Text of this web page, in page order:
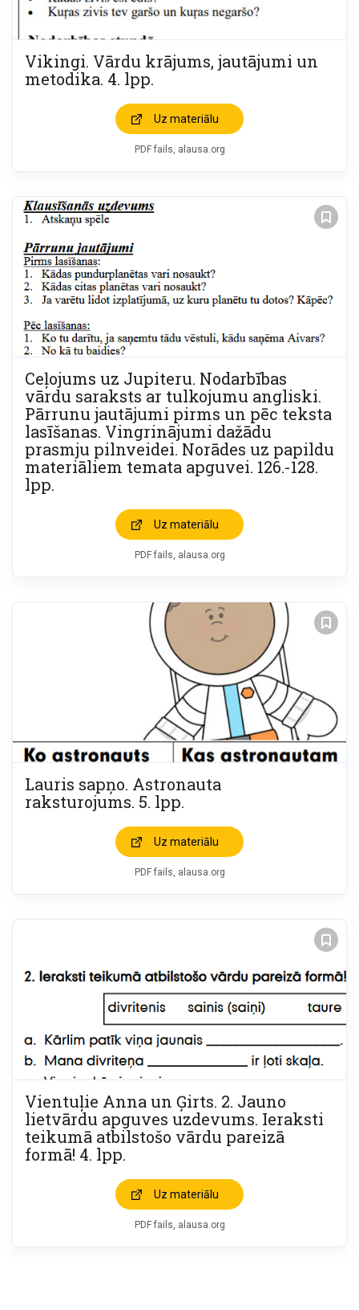
Vikingi. Vārdu krājums, jautājumi un
metodika. 4. lpp.
Uz materiālu
PDF fails, alausa.org
Ceļojums uz Jupiteru. Nodarbības
vārdu saraksts ar tulkojumu angliski.
Pārrunu jautājumi pirms un pēc teksta
lasīšanas. Vingrinājumi dažādu
prasmju pilnveidei. Norādes uz papildu
materiāliem temata apguvei. 126.-128.
lpp.
Uz materiālu
PDF fails, alausa.org
Lauris sapņo. Astronauta
raksturojums. 5. lpp.
Uz materiālu
PDF fails, alausa.org
Vientuļie Anna un Ģirts. 2. Jauno
lietvārdu apguves uzdevums. Ieraksti
teikumā atbilstošo vārdu pareizā
formā! 4. lpp.
Uz materiālu
PDF fails, alausa.org